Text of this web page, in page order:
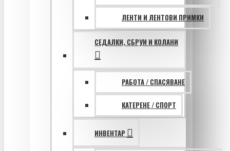
ЛЕНТИ И ЛЕНТОВИ ПРИМКИ
СЕДАЛКИ, СБРУИ И КОЛАНИ
РАБОТА / СПАСЯВАНЕ
КАТЕРЕНЕ / СПОРТ
ИНВЕНТАР